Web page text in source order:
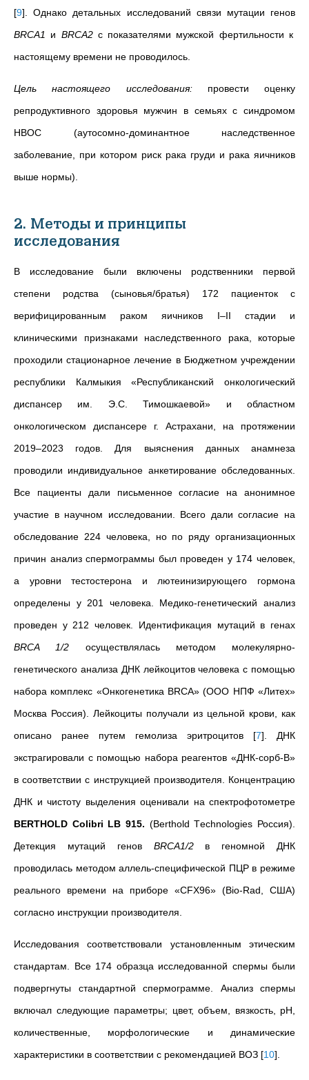
[9] . Однако детальных исследований связи мутации генов
BRCA1
и BRCA2с показателями мужской фертильности к
настоящему времени не проводилось.
Цель настоящего исследования: провести оценку
репродуктивного здоровья мужчин в семьях с синдромом
HBOC (аутосомно-доминантное наследственное
заболевание, при котором риск рака груди и рака яичников
выше нормы).
2. Методы и принципы
исследования
В исследование были включены родственники первой
степени родства (сыновья/братья) 172 пациенток с
верифицированным раком яичников I–II стадии и
клиническими признаками наследственного рака, которые
проходили стационарное лечение в Бюджетном учреждении
республики Калмыкия «Республиканский онкологический
диспансер им. Э.С. Тимошкаевой» и областном
онкологическом диспансере г. Астрахани, на протяжении
2019–2023 годов. Для выяснения данных анамнеза
проводили индивидуальное анкетирование обследованных.
Все пациенты дали письменное согласие на анонимное
участие в научном исследовании. Всего дали согласие на
обследование 224 человека, но по ряду организационных
причин анализ спермограммы был проведен у 174 человек,
а уровни тестостерона и лютеинизирующего гормона
определены у 201 человека. Медико-генетический анализ
проведен у 212 человек. Идентификация мутаций в генах
ВRCA 1/2 осуществлялась методом молекулярно-
генетического анализа ДНК лейкоцитов человека с помощью
набора комплекс «Онкогенетика BRCA» (ООО НПФ «Литех»
Москва Россия). Лейкоциты получали из цельной крови, как
описано ранее путем гемолиза эритроцитов [7] . ДНК
экстрагировали с помощью набора реагентов «ДНК-сорб-B»
в соответствии с инструкцией производителя. Концентрацию
ДНК и чистоту выделения оценивали на спектрофотометре
BERTHOLD Colibri LB 915. (Вerthold Тechnologies Россия).
Детекция мутаций генов BRCA1/2в геномной ДНК
проводилась методом аллель-специфической ПЦР в режиме
реального времени на приборе «CFX96» (Bio-Rad, США)
согласно инструкции производителя.
Исследования соответствовали установленным этическим
стандартам. Все 174 образца исследованной спермы были
подвергнуты стандартной спермограмме. Анализ спермы
включал следующие параметры; цвет, объем, вязкость, pH,
количественные, морфологические и динамические
характеристики в соответствии с рекомендацией ВОЗ [10]